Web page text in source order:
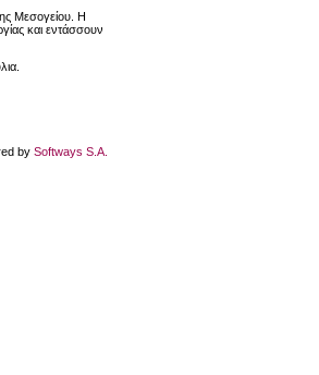
Μεσογείου. Η
και εντάσσουν
by Softways S.A.